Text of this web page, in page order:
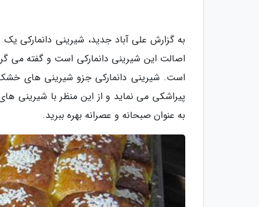
به گزارش علی آباد جدید، شیرینی
اصالت این شیرینی دانمارکی است و گفته می
است. شیرینی دانمارکی جزو شیرینی های خشک
پیراشکی می نماید و از این منظر با شیرینی
به عنوان صبحانه و عصرانه بهره ببرید.